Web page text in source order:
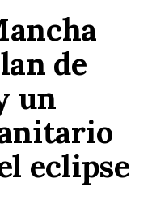
de
un
eclipse